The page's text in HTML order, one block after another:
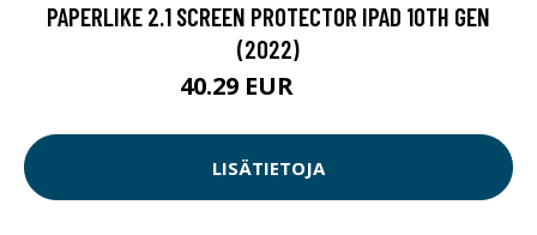
PAPERLIKE 2.1 SCREEN PROTECTOR IPAD 10TH GEN
(2022)
40.29 EUR
LISÄTIETOJA